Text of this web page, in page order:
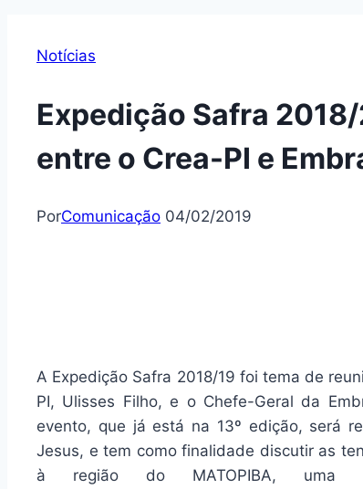
Notícias
Expedição Safra
entre o Crea-PI e
PorComunicação 04/02/2019
A Expedição Safra 2018/19 foi tema de
PI, Ulisses Filho, e o Chefe-Geral da
evento, que já está na 13º edição, será
Jesus, e tem como finalidade discutir as
à região do MATOPIBA, uma